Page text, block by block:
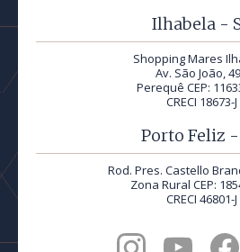
Ilhabela -
Shopping Mares
Av. São João,
Perequê CEP:
CRECI 18673-J
Porto Feliz -
Rod. Pres. Castello
Zona Rural CEP:
CRECI 46801-J